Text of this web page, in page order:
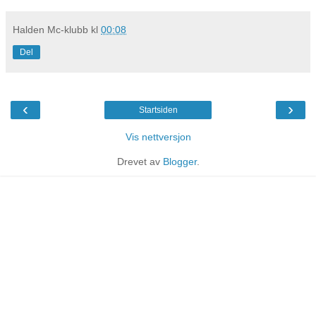
Halden Mc-klubb kl 00:08
Del
‹ ›
Startsiden
Vis nettversjon
Drevet av Blogger.